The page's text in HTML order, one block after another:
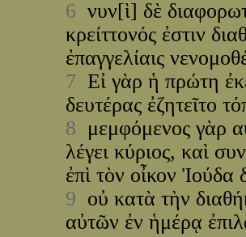
6 νυν[ὶ] δὲ
κρείττονός ἐστιν
ἐπαγγελίαις
7 Εἰ γὰρ ἡ πρώτη
δευτέρας ἐζητεῖτο
8 μεμφόμενος γὰρ
λέγει κύριος, καὶ
ἐπὶ τὸν οἶκον Ἰούδα
9 οὐ κατὰ τὴν
αὐτῶν ἐν ἡμέρᾳ